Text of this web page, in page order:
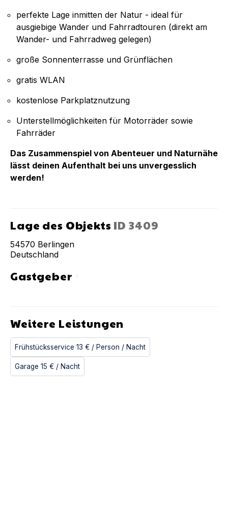
perfekte Lage inmitten der Natur - ideal für
ausgiebige Wander und Fahrradtouren (direkt am
Wander- und Fahrradweg gelegen)
große Sonnenterrasse und Grünflächen
gratis WLAN
kostenlose Parkplatznutzung
Unterstellmöglichkeiten für Motorräder sowie
Fahrräder
Das Zusammenspiel von Abenteuer und Naturnähe
lässt deinen Aufenthalt bei uns unvergesslich
werden!
Lage des Objekts ID3409
54570 Berlingen
Deutschland
Gastgeberchevron_right
Weitere Leistungen
Frühstücksservice 13 € / Person / Nacht
Garage 15 € / Nacht